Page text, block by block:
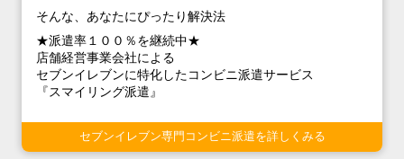
そんな、あなたにぴったり解決法
★派遣率１００％を継続中★
店舗経営事業会社による
セブンイレブンに特化したコンビニ派遣サービス
『スマイリング派遣』
セブンイレブン専門コンビニ派遣を詳しくみる